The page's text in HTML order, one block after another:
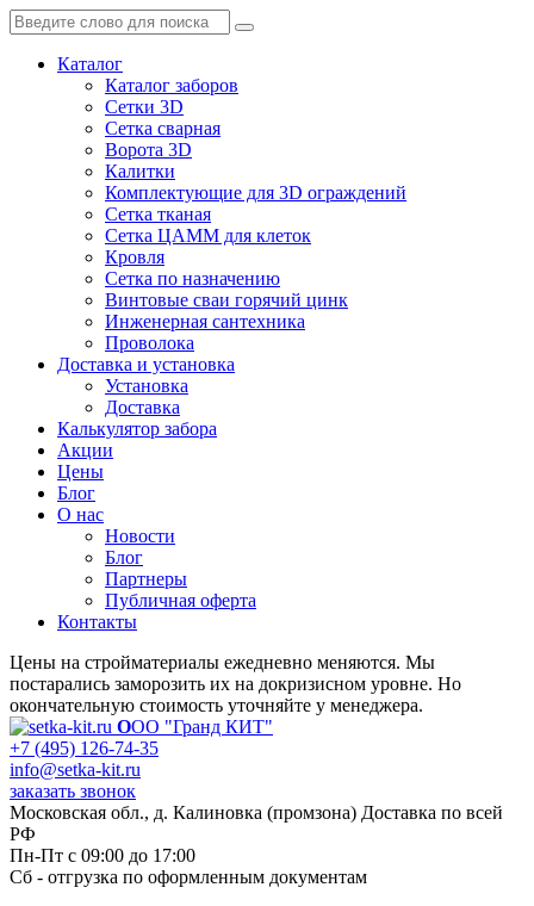
Каталог
Каталог заборов
Сетки 3D
Сетка сварная
Ворота 3D
Калитки
Комплектующие для 3D ограждений
Сетка тканая
Сетка ЦАММ для клеток
Кровля
Сетка по назначению
Винтовые сваи горячий цинк
Инженерная сантехника
Проволока
Доставка и установка
Установка
Доставка
Калькулятор забора
Акции
Цены
Блог
О нас
Новости
Блог
Партнеры
Публичная оферта
Контакты
Цены на стройматериалы ежедневно меняются. Мы
постарались заморозить их на докризисном уровне. Но
окончательную стоимость уточняйте у менеджера.
ООО "Гранд КИТ"
+7 (495) 126-74-35
info@setka-kit.ru
заказать звонок
Московская обл., д. Калиновка (промзона) Доставка по всей
РФ
Пн-Пт с 09:00 до 17:00
Сб - отгрузка по оформленным документам